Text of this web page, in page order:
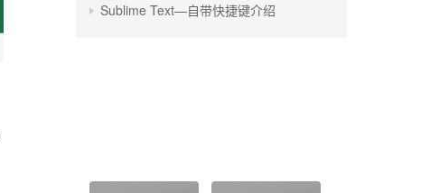
Sublime Text—自带快捷键介绍